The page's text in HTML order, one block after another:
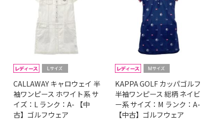
CALLAWAY キャロウェイ 半
袖ワンピース ホワイト系 サ
イズ：L ランク：A- 【中
古】ゴルフウェア
KAPPA GOLF カッパゴルフ
半袖ワンピース 総柄 ネイビ
ー系 サイズ：M ランク：A-
【中古】ゴルフウェア